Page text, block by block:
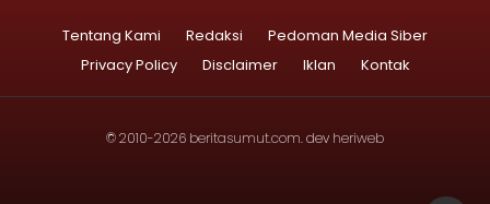
Tentang Kami Redaksi
Pedoman Media Siber
Privacy Policy
Disclaimer Iklan Kontak
© 2010-2026 beritasumut.com. dev heriweb